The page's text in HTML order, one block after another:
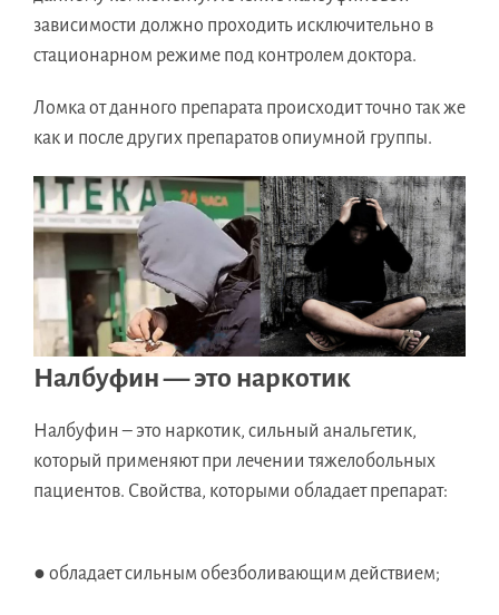
зависимости должно проходить исключительно в
стационарном режиме под контролем доктора.
Ломка от данного препарата происходит точно так же
как и после других препаратов опиумной группы.
Налбуфин — это наркотик
Налбуфин – это наркотик, сильный анальгетик,
который применяют при лечении тяжелобольных
пациентов. Свойства, которыми обладает препарат:
● обладает сильным обезболивающим действием;